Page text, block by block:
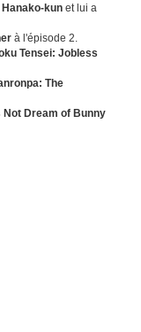
kun et lui a
à l'épisode 2.
Tensei: Jobless
The
Not Dream of Bunny